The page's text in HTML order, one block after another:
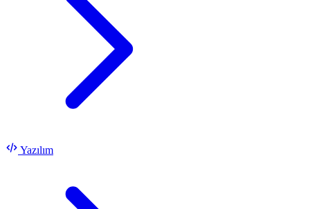
Yazılım